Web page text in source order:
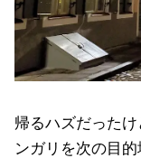
帰るハズだった
ンガリを次の目